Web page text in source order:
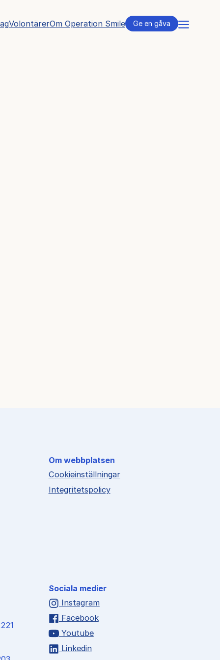
VolontärerOm Operation Smile Ge en gåva
Om webbplatsen
Cookieinställningar
Integritetspolicy
Sociala medier
Instagram
Facebook
Youtube
Linkedin